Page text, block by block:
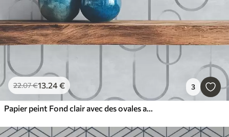
22.07€13.24€ 3
Papier peint Fond clair avec des ovales allongés, contours gris